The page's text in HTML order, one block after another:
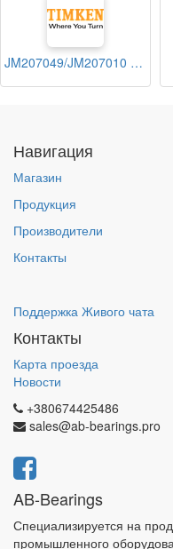
JM207049/JM207010 TIMKEN
Навигация
Магазин
Продукция
Производители
Контакты
Поддержка Живого чата
Контакты
Карта проезда
Новости
+380674425486
sales@ab-bearings.pro
AB-Bearings
Специализируется на
промышленного